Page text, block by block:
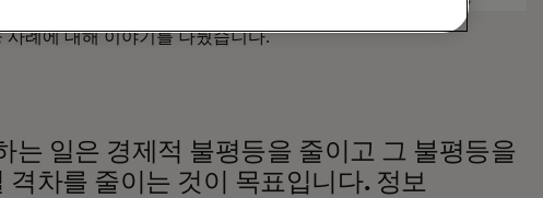
사례에 대해 이야기를 나눴습니다.
는 일은 경제적 불평등을 줄이고 그 불평등을
격차를 줄이는 것이 목표입니다. 정보